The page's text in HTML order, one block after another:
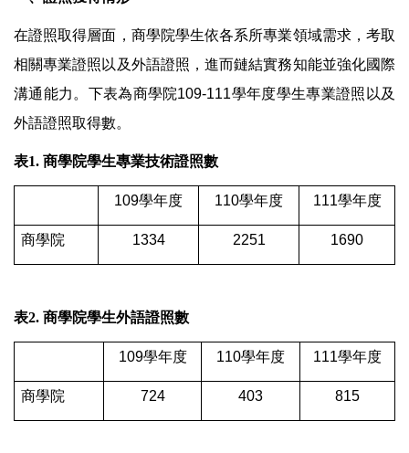
在證照取得層面，商學院學生依各系所專業領域需求，考取
相關專業證照以及外語證照，進而鏈結實務知能並強化國際
溝通能力。下表為商學院109-111學年度學生專業證照以及
外語證照取得數。
表1. 商學院學生專業技術證照數
109學年度 110學年度 111學年度
商學院 1334 2251 1690
表2. 商學院學生外語證照數
109學年度 110學年度 111學年度
商學院 724 403 815